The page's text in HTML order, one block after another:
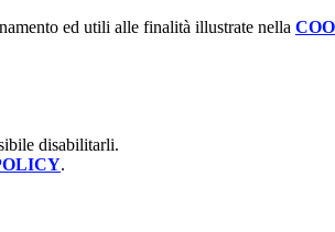
ed utili alle finalità illustrate nella
disabilitarli.
.